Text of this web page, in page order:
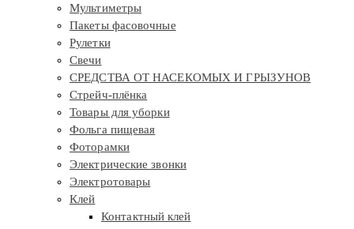
Мультиметры
Пакеты фасовочные
Рулетки
Свечи
СРЕДСТВА ОТ НАСЕКОМЫХ И ГРЫЗУНОВ
Стрейч-плёнка
Товары для уборки
Фольга пищевая
Фоторамки
Электрические звонки
Электротовары
Клей
Контактный клей